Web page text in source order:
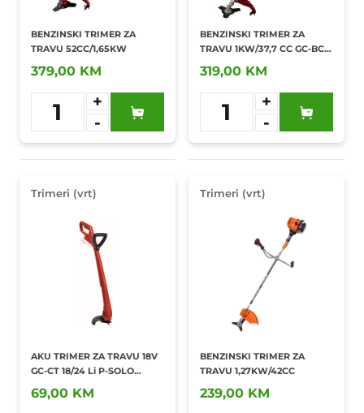
BENZINSKI TRIMER ZA
TRAVU 52CC/1,65KW
379,00 KM
1
+
-
Dodaj u
omiljene
BENZINSKI TRIMER ZA
TRAVU 1KW/37,7 CC GC-BC
36-4 S
319,00 KM
1
+
-
Dodaj u
omiljene
Trimeri (vrt)
AKU TRIMER ZA TRAVU 18V
GC-CT 18/24 Li P-SOLO
PXC/3411104
69,00 KM
Trimeri (vrt)
BENZINSKI TRIMER ZA
TRAVU 1,27KW/42CC
239,00 KM